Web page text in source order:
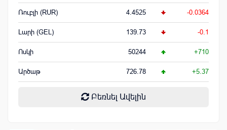
Ռուբլի (RUR) 4.4525 -0.0364
Լարի (GEL) 139.73 -0.1
Ոսկի 50244 +710
Արծաթ 726.78 +5.37
Բեռնել Ավելին